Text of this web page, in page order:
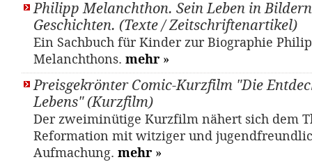
Philipp Melanchthon. Sein Leben in
Geschichten. (Texte / Zeitschriftenartikel)
Ein Sachbuch für Kinder zur Biographie
Melanchthons. mehr »
Preisgekrönter Comic-Kurzfilm "Die
Lebens" (Kurzfilm)
Der zweiminütige Kurzfilm nähert sich dem
Reformation mit witziger und
Aufmachung. mehr »